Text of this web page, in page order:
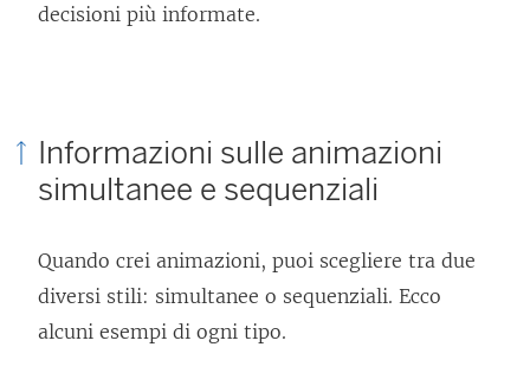
decisioni più informate.
Informazioni sulle animazioni
simultanee e sequenziali
Quando crei animazioni, puoi scegliere tra due
diversi stili: simultanee o sequenziali. Ecco
alcuni esempi di ogni tipo.